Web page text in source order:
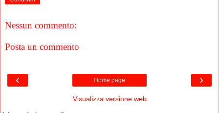
Nessun commento:
Posta un commento
‹ ›
Home page
Visualizza versione web